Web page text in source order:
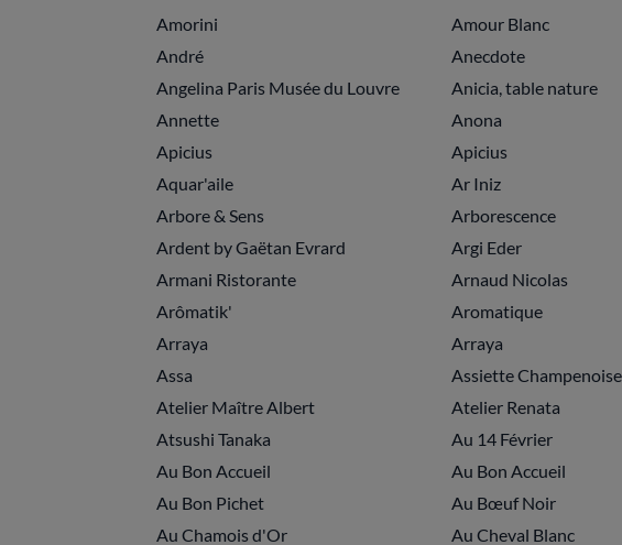
Amorini
Amour Blanc
André
Anecdote
Angelina Paris Musée du Louvre
Anicia, table nature
Annette
Anona
Apicius
Apicius
Aquar'aile
Ar Iniz
Arbore & Sens
Arborescence
Ardent by Gaëtan Evrard
Argi Eder
Armani Ristorante
Arnaud Nicolas
Arômatik'
Aromatique
Arraya
Arraya
Assa
Assiette Champenoise
Atelier Maître Albert
Atelier Renata
Atsushi Tanaka
Au 14 Février
Au Bon Accueil
Au Bon Accueil
Au Bon Pichet
Au Bœuf Noir
Au Chamois d'Or
Au Cheval Blanc